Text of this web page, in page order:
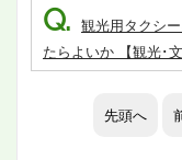
Q. 観光用タクシ
たらよいか 【観光･文
先頭へ